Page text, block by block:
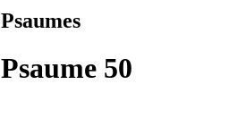
Psaumes
Psaume 50